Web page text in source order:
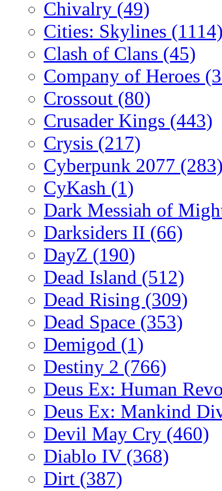
Chivalry (49)
Cities: Skylines
Clash of Clans (45)
Company of Heroes
Crossout (80)
Crusader Kings (443)
Crysis (217)
Cyberpunk 2077
CyKash (1)
Dark Messiah of
Darksiders II (66)
DayZ (190)
Dead Island (512)
Dead Rising (309)
Dead Space (353)
Demigod (1)
Destiny 2 (766)
Deus Ex: Human
Deus Ex: Mankind
Devil May Cry (460)
Diablo IV (368)
Dirt (387)